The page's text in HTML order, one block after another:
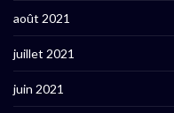
août 2021
juillet 2021
juin 2021